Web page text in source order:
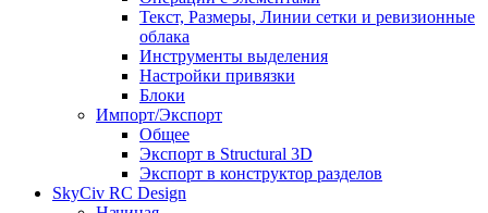
Текст, Размеры, Линии сетки и ревизионные
облака
Инструменты выделения
Настройки привязки
Блоки
Импорт/Экспорт
Общее
Экспорт в Structural 3D
Экспорт в конструктор разделов
SkyCiv RC Design